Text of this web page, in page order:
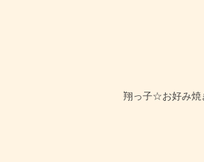
翔っ子☆お好み焼